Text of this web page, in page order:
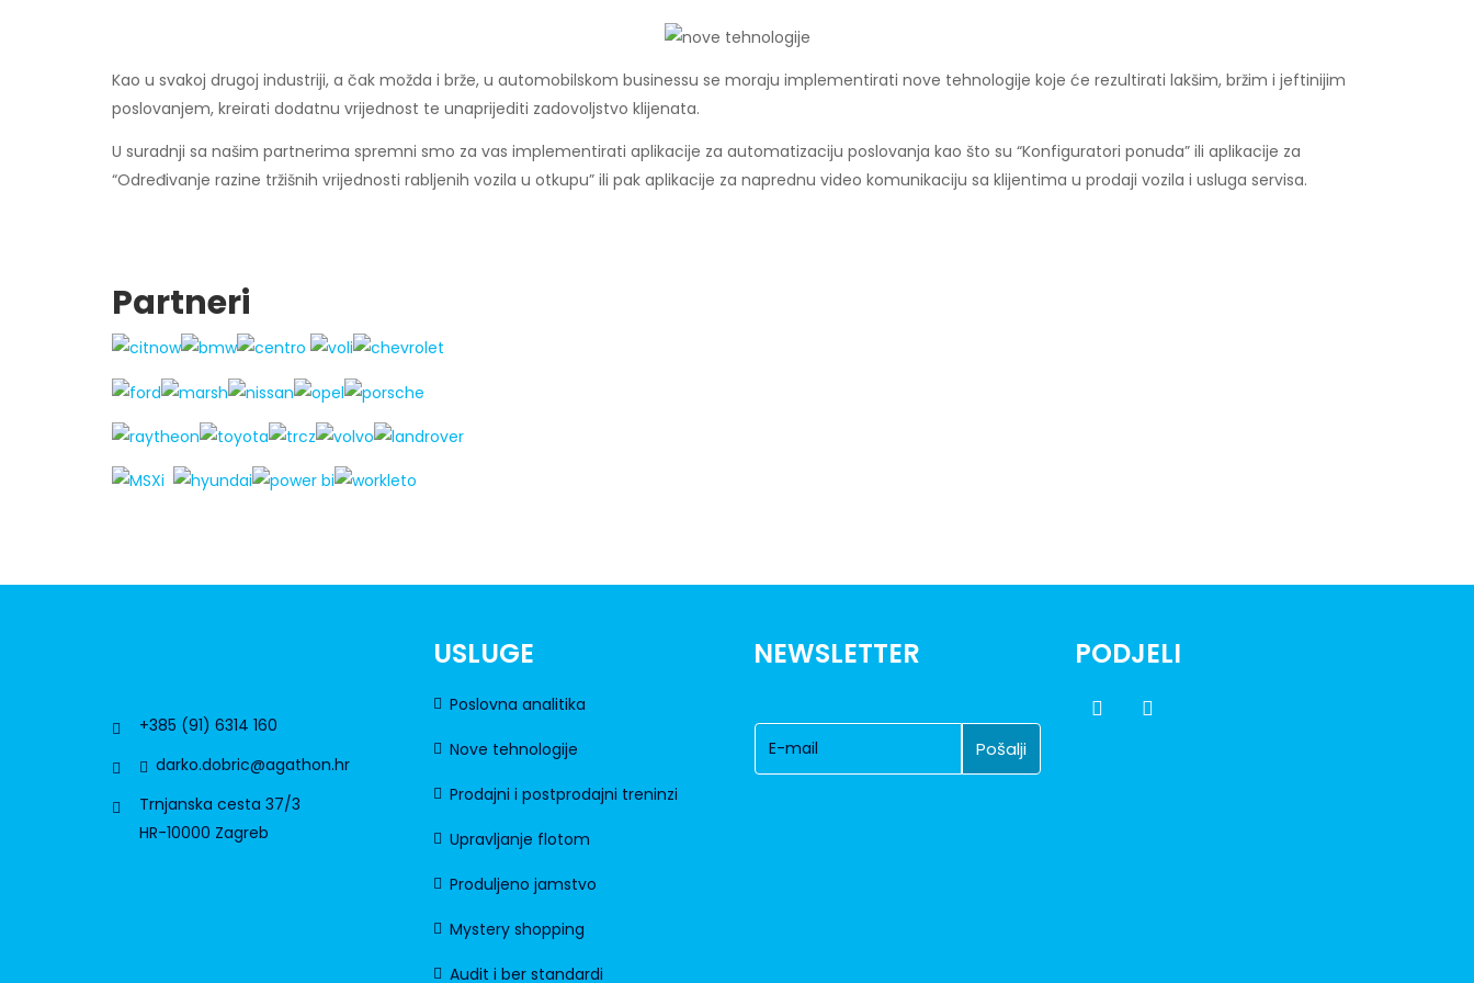
Kao u svakoj drugoj industriji, a čak možda i brže, u automobilskom businessu se moraju implementirati nove tehnologije koje će rezultirati lakšim, bržim i jeftinijim
poslovanjem, kreirati dodatnu vrijednost te unaprijediti zadovoljstvo klijenata.
U suradnji sa našim partnerima spremni smo za vas implementirati aplikacije za automatizaciju poslovanja kao što su “Konfiguratori ponuda” ili aplikacije za
“Određivanje razine tržišnih vrijednosti rabljenih vozila u otkupu” ili pak aplikacije za naprednu video komunikaciju sa klijentima u prodaji vozila i usluga servisa.
Partneri
+385 (91) 6314 160
darko.dobric@agathon.hr
Trnjanska cesta 37/3
HR-10000 Zagreb
USLUGE
Poslovna analitika
Nove tehnologije
Prodajni i postprodajni treninzi
Upravljanje flotom
Produljeno jamstvo
Mystery shopping
Audit i ber standardi
NEWSLETTER PODJELI